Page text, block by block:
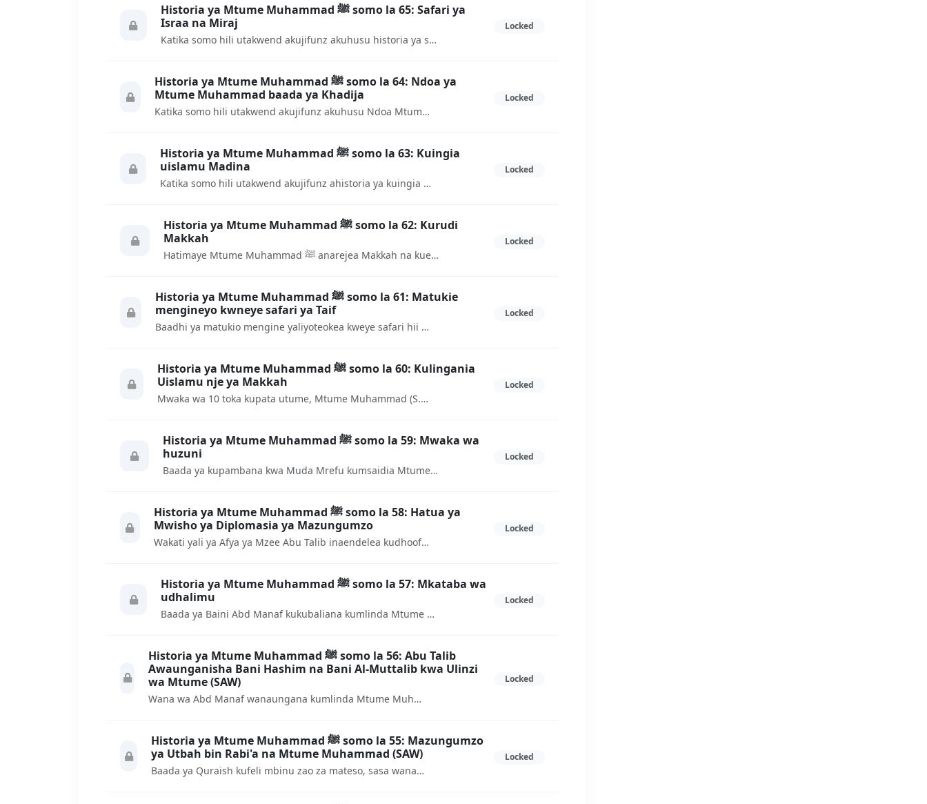
Historia ya Mtume Muhammad ﷺ somo la 65: Safari ya
Israa na Miraj
Katika somo hili utakwend akujifunz akuhusu historia ya safari ya sira na miraji na yanayopatikana katika safari hiyo
Locked
Historia ya Mtume Muhammad ﷺ somo la 64: Ndoa ya
Mtume Muhammad baada ya Khadija
Katika somo hili utakwend akujifunz akuhusu Ndoa Mtume Muhammad baada ya Bi Khadija alimuoa Sauda kisha Aisha
Locked
Historia ya Mtume Muhammad ﷺ somo la 63: Kuingia
uislamu Madina
Katika somo hili utakwend akujifunz ahistoria ya kuingia Uislamu katika mji wa Makkah
Locked
Historia ya Mtume Muhammad ﷺ somo la 62: Kurudi
Makkah
Hatimaye Mtume Muhammad ﷺ anarejea Makkah na kuendelea na kazi yake
Locked
Historia ya Mtume Muhammad ﷺ somo la 61: Matukie
mengineyo kwneye safari ya Taif
Baadhi ya matukio mengine yaliyoteokea kweye safari hii ya Tfai
Locked
Historia ya Mtume Muhammad ﷺ somo la 60: Kulingania
Uislamu nje ya Makkah
Mwaka wa 10 toka kupata utume, Mtume Muhammad (S.A.W) anaanza kulingania dini nje ya Mji wa Makkah
Locked
Historia ya Mtume Muhammad ﷺ somo la 59: Mwaka wa
huzuni
Baada ya kupambana kwa Muda Mrefu kumsaidia Mtume Muhammad, na hatimaye Mzee Abu Talib na Khadija Mke wa Mtume wanafariki
Locked
Historia ya Mtume Muhammad ﷺ somo la 58: Hatua ya
Mwisho ya Diplomasia ya Mazungumzo
Wakati yali ya Afya ya Mzee Abu Talib inaendelea kudhoofu, Maquraish walifanya nae kikao kikubwa cha mwisho kuhusu Makubaliano na Mtume Muhammad.
Locked
Historia ya Mtume Muhammad ﷺ somo la 57: Mkataba wa
udhalimu
Baada ya Baini Abd Manaf kukubaliana kumlinda Mtume Muhammad basi Maquraish wakaweka mkataba wa udhalimu utakaozuia kutoshirikiana na banu abd Manaf kwa lolote lile.
Locked
Historia ya Mtume Muhammad ﷺ somo la 56: Abu Talib
Awaunganisha Bani Hashim na Bani Al-Muttalib kwa Ulinzi
wa Mtume (SAW)
Wana wa Abd Manaf wanaungana kumlinda Mtume Muhammad isipokuwa Abu Lahab yeye amekataa kuungana na ndugu zake.
Locked
Historia ya Mtume Muhammad ﷺ somo la 55: Mazungumzo
ya Utbah bin Rabi'a na Mtume Muhammad (SAW)
Baada ya Quraish kufeli mbinu zao za mateso, sasa wanaanza mbinu za diplomasi, wanajaribu kumshawishi Mtume kwa kumpa mali nauongozi
Locked